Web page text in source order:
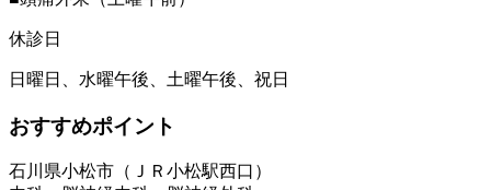
休診日
日曜日、水曜午後、土曜午後、祝日
おすすめポイント
石川県小松市（ＪＲ小松駅西口）